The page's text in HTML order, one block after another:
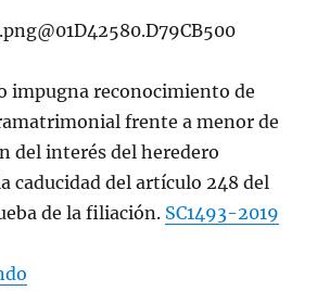
impugna reconocimiento de
frente a menor de
del interés del heredero
caducidad del artículo 248 del
de la filiación. SC1493-2019